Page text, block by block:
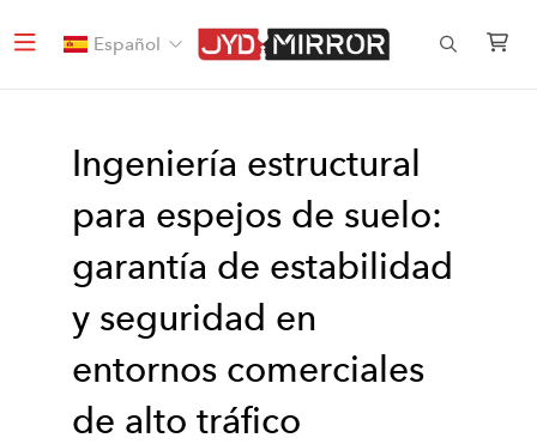
Español
Ingeniería estructural
para espejos de suelo:
garantía de estabilidad
y seguridad en
entornos comerciales
de alto tráfico